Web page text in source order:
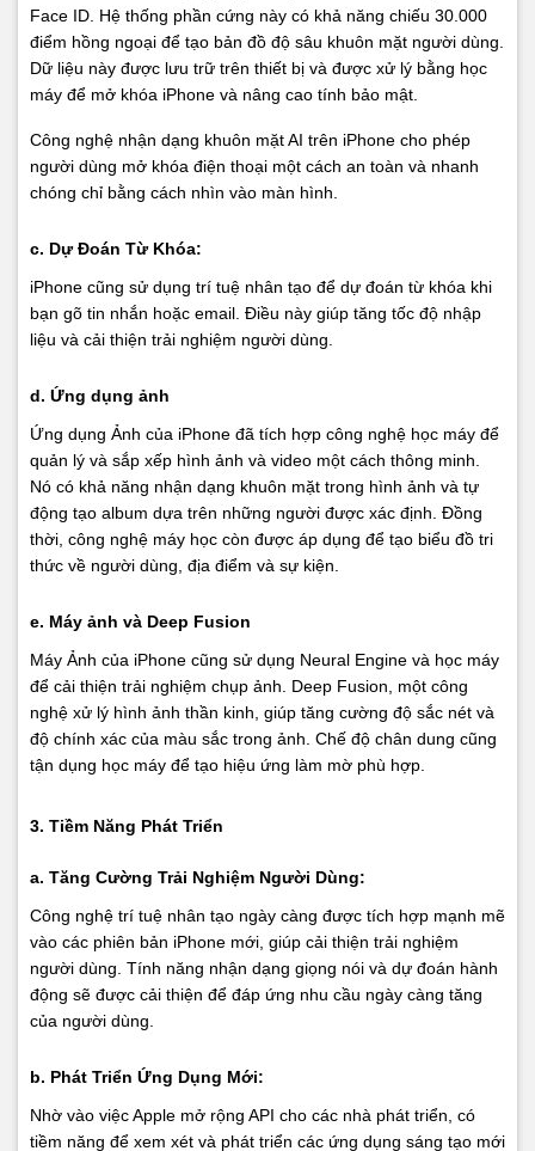
Face ID. Hệ thống phần cứng này có khả năng chiếu 30.000
điểm hồng ngoại để tạo bản đồ độ sâu khuôn mặt người dùng.
Dữ liệu này được lưu trữ trên thiết bị và được xử lý bằng học
máy để mở khóa iPhone và nâng cao tính bảo mật.
Công nghệ nhận dạng khuôn mặt AI trên iPhone cho phép
người dùng mở khóa điện thoại một cách an toàn và nhanh
chóng chỉ bằng cách nhìn vào màn hình.
c. Dự Đoán Từ Khóa:
iPhone cũng sử dụng trí tuệ nhân tạo để dự đoán từ khóa khi
bạn gõ tin nhắn hoặc email. Điều này giúp tăng tốc độ nhập
liệu và cải thiện trải nghiệm người dùng.
d. Ứng dụng ảnh
Ứng dụng Ảnh của iPhone đã tích hợp công nghệ học máy để
quản lý và sắp xếp hình ảnh và video một cách thông minh.
Nó có khả năng nhận dạng khuôn mặt trong hình ảnh và tự
động tạo album dựa trên những người được xác định. Đồng
thời, công nghệ máy học còn được áp dụng để tạo biểu đồ tri
thức về người dùng, địa điểm và sự kiện.
e. Máy ảnh và Deep Fusion
Máy Ảnh của iPhone cũng sử dụng Neural Engine và học máy
để cải thiện trải nghiệm chụp ảnh. Deep Fusion, một công
nghệ xử lý hình ảnh thần kinh, giúp tăng cường độ sắc nét và
độ chính xác của màu sắc trong ảnh. Chế độ chân dung cũng
tận dụng học máy để tạo hiệu ứng làm mờ phù hợp.
3. Tiềm Năng Phát Triển
a. Tăng Cường Trải Nghiệm Người Dùng:
Công nghệ trí tuệ nhân tạo ngày càng được tích hợp mạnh mẽ
vào các phiên bản iPhone mới, giúp cải thiện trải nghiệm
người dùng. Tính năng nhận dạng giọng nói và dự đoán hành
động sẽ được cải thiện để đáp ứng nhu cầu ngày càng tăng
của người dùng.
b. Phát Triển Ứng Dụng Mới:
Nhờ vào việc Apple mở rộng API cho các nhà phát triển, có
tiềm năng để xem xét và phát triển các ứng dụng sáng tạo mới